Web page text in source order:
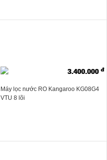
3.400.000 đ
Máy lọc nước RO Kangaroo KG08G4
VTU 8 lõi